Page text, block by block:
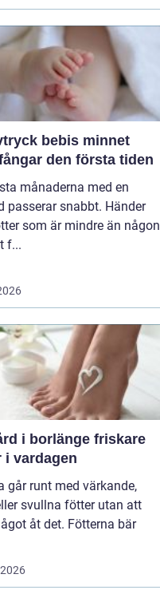
bebis minnet
den första tiden
månaderna med en
passerar snabbt. Händer
som är mindre än någon
f...
i borlänge friskare
i vardagen
går runt med värkande,
svullna fötter utan att
åt det. Fötterna bär